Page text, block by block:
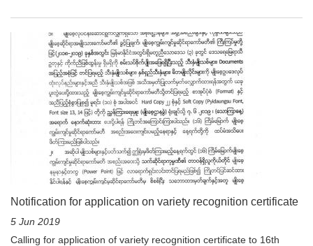
Notification for application on variety recognition certificate
5 Jun 2019
Calling for application of variety recognition certificate to 16th